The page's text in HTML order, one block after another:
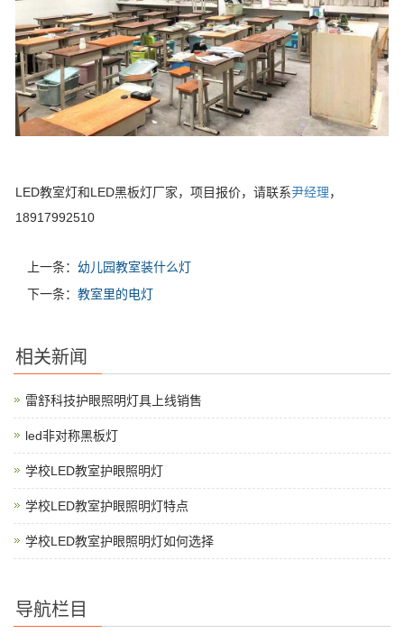
LED教室灯和LED黑板灯厂家，项目报价，请联系尹经理，
18917992510
上一条： 幼儿园教室装什么灯
下一条： 教室里的电灯
相关新闻
雷舒科技护眼照明灯具上线销售
led非对称黑板灯
学校LED教室护眼照明灯
学校LED教室护眼照明灯特点
学校LED教室护眼照明灯如何选择
导航栏目